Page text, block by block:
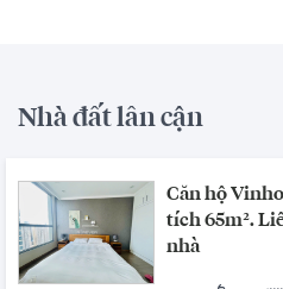
Nhà đất lân cận
Căn hộ
tích 65m².
nhà